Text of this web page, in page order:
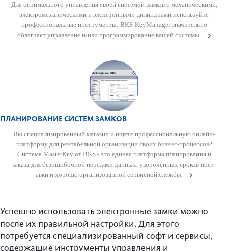
Для оптимального управ­ления своей сис­темой замков с механичес­кими,
электромеханичес­кими и электронными цилиндрами используйте
проф­есс­ио­н­альные инструменты: BKS-KeyManager значительно
облегчает управ­ление и/или программирование вашей сис­темы.
ПЛАНИРОВАНИЕ СИСТЕМ ЗАМКОВ
Вы специал­изированный магазин и ищете проф­есс­ио­н­альную онлайн-
платформу для рентабельной организации своих бизнес-процессов?
Сис­тема MasterKey от BKS - это единая платформа планирования и
заказа для безош­ибочной пер­едачи данных, укор­оченных сроков пос­т­
авки и хорошо органи­з­ованной серв­исной службы.
Успешно использовать электронные замки можно
после их правильной настройки. Для этого
потребуется специализированный софт и сервисы,
содержащие инструменты управления и